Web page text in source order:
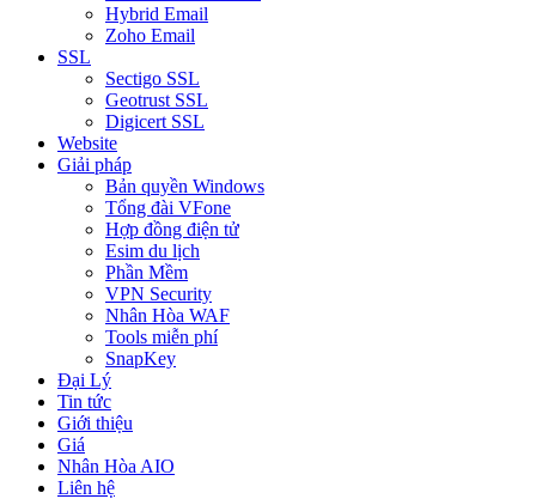
Hybrid Email
Zoho Email
SSL
Sectigo SSL
Geotrust SSL
Digicert SSL
Website
Giải pháp
Bản quyền Windows
Tổng đài VFone
Hợp đồng điện tử
Esim du lịch
Phần Mềm
VPN Security
Nhân Hòa WAF
Tools miễn phí
SnapKey
Đại Lý
Tin tức
Giới thiệu
Giá
Nhân Hòa AIO
Liên hệ